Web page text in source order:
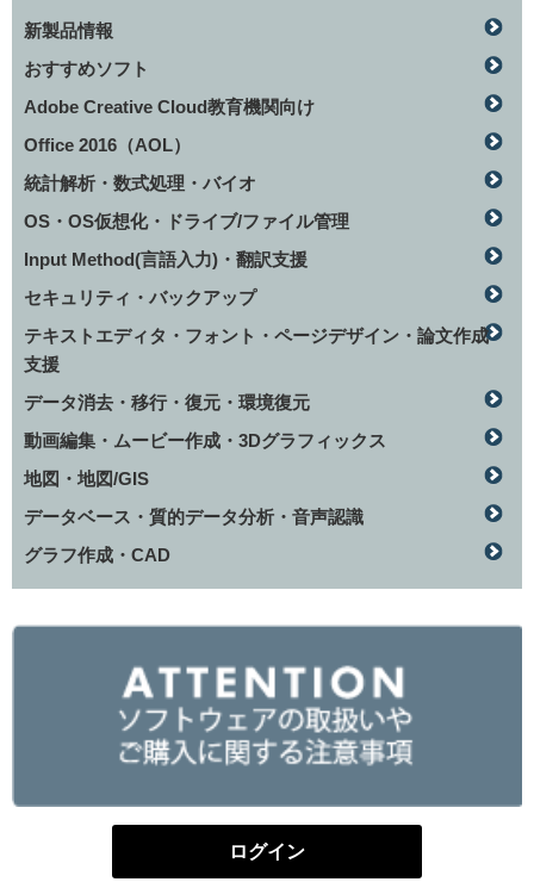
新製品情報
おすすめソフト
Adobe Creative Cloud教育機関向け
Office 2016（AOL）
統計解析・数式処理・バイオ
OS・OS仮想化・ドライブ/ファイル管理
Input Method(言語入力)・翻訳支援
セキュリティ・バックアップ
テキストエディタ・フォント・ページデザイン・論文作成
支援
データ消去・移行・復元・環境復元
動画編集・ムービー作成・3Dグラフィックス
地図・地図/GIS
データベース・質的データ分析・音声認識
グラフ作成・CAD
ログイン